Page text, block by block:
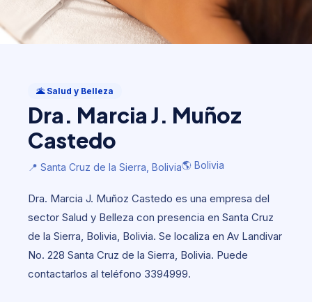
Dra. Marcia J. Muñoz Castedo
📍 Santa Cruz de la Sierra, Bolivia 🌎 Bolivia
🌋 Salud y Belleza
Dra. Marcia J. Muñoz
Castedo
📍 Santa Cruz de la Sierra, Bolivia🌎 Bolivia
Dra. Marcia J. Muñoz Castedo es una empresa del
sector Salud y Belleza con presencia en Santa Cruz
de la Sierra, Bolivia, Bolivia. Se localiza en Av Landivar
No. 228 Santa Cruz de la Sierra, Bolivia. Puede
contactarlos al teléfono 3394999.